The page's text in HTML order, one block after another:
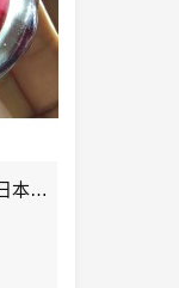
KI-0103 ( fushimi )伏見之朱塗 - 日本名牌京彩樽裝鋼筆墨水40ml